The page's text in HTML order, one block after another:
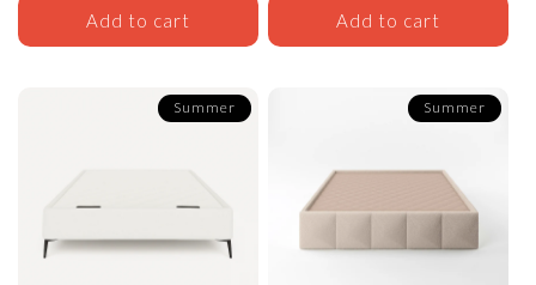
Add to cart Add to cart
Summer Summer